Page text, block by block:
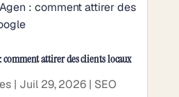
comment attirer des clients locaux
| Juil 29, 2026 | SEO